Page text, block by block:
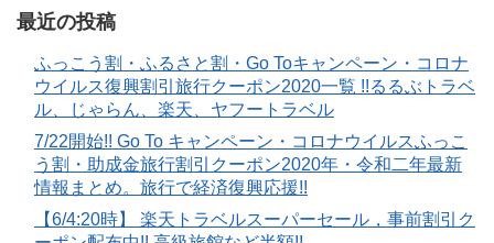
最近の投稿
ふっこう割・ふるさと割・Go Toキャンペーン・コロナ
ウイルス復興割引旅行クーポン2020一覧 !!るるぶトラベ
ル、じゃらん、楽天、ヤフートラベル
7/22開始!! Go To キャンペーン・コロナウイルスふっこ
う割・助成金旅行割引クーポン2020年・令和二年最新
情報まとめ。旅行で経済復興応援!!
【6/4:20時】 楽天トラベルスーパーセール，事前割引ク